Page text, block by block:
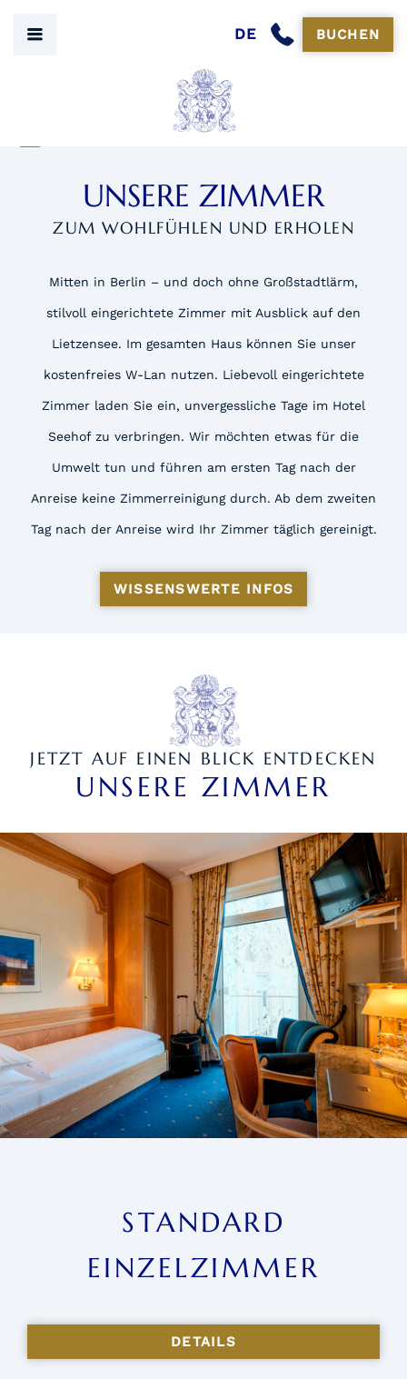
DE BUCHEN
UNSERE ZIMMER
ZUM WOHLFÜHLEN UND ERHOLEN
Mitten in Berlin – und doch ohne Großstadtlärm,
stilvoll eingerichtete Zimmer mit Ausblick auf den
Lietzensee. Im gesamten Haus können Sie unser
kostenfreies W-Lan nutzen. Liebevoll eingerichtete
Zimmer laden Sie ein, unvergessliche Tage im Hotel
Seehof zu verbringen. Wir möchten etwas für die
Umwelt tun und führen am ersten Tag nach der
Anreise keine Zimmerreinigung durch. Ab dem zweiten
Tag nach der Anreise wird Ihr Zimmer täglich gereinigt.
WISSENSWERTE INFOS
JETZT AUF EINEN BLICK ENTDECKEN
UNSERE ZIMMER
STANDARD
EINZELZIMMER
DETAILS